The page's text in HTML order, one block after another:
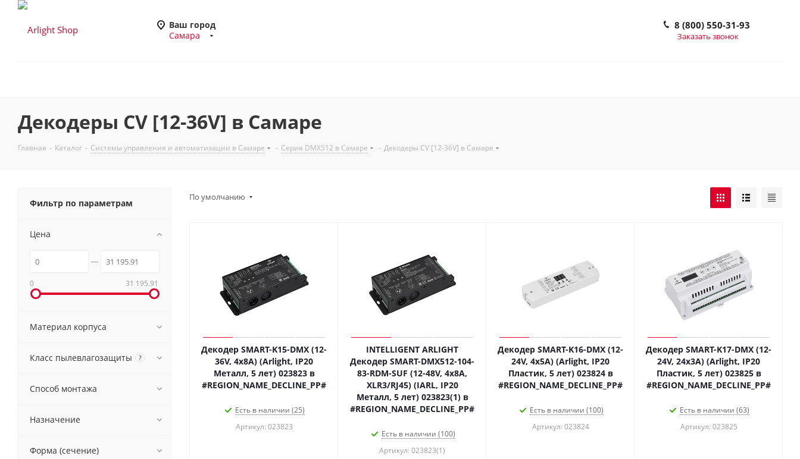
Ваш город
Самара
8 (800) 550-31-93
Заказать звонок
Декодеры CV [12-36V] в Самаре
Главная - Каталог - Системы управления и автоматизации в Самаре - Серия DMX512 в Самаре - Декодеры CV [12-36V] в Самаре
По умолчанию
Декодер SMART-K15-DMX (12-
36V, 4x8A) (Arlight, IP20
Металл, 5 лет) 023823 в
#REGION_NAME_DECLINE_PP#
Есть в наличии (25)
Артикул: 023823
INTELLIGENT ARLIGHT
Декодер SMART-DMX512-104-
83-RDM-SUF (12-48V, 4x8A,
XLR3/RJ45) (IARL, IP20
Металл, 5 лет) 023823(1) в
#REGION_NAME_DECLINE_PP#
Есть в наличии (100)
Артикул: 023823(1)
Декодер SMART-K16-DMX (12-
24V, 4x5A) (Arlight, IP20
Пластик, 5 лет) 023824 в
#REGION_NAME_DECLINE_PP#
Есть в наличии (100)
Артикул: 023824
Декодер SMART-K17-DMX (12-
24V, 24x3A) (Arlight, IP20
Пластик, 5 лет) 023825 в
#REGION_NAME_DECLINE_PP#
Есть в наличии (63)
Артикул: 023825
Фильтр по параметрам
Цена
0 31 195.91
Материал корпуса
Класс пылевлагозащиты ?
Способ монтажа
Назначение
Форма (сечение)